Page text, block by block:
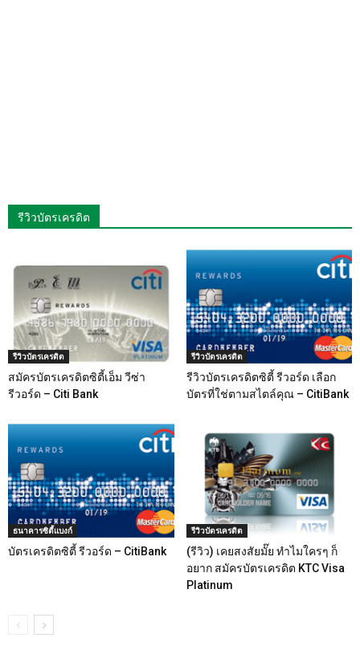
รีวิวบัตรเครดิต
รีวิวบัตรเครดิต
สมัครบัตรเครดิตซิตี้เอ็ม วีซ่า
รีวอร์ด – Citi Bank
รีวิวบัตรเครดิต
รีวิวบัตรเครดิตซิตี้ รีวอร์ด เลือก
บัตรที่ใช่ตามสไตล์คุณ – CitiBank
ธนาคารซิตี้แบงก์
บัตรเครดิตซิตี้ รีวอร์ด – CitiBank
รีวิวบัตรเครดิต
(รีวิว) เคยสงสัยมั๊ย ทำไมใครๆ ก็
อยาก สมัครบัตรเครดิต KTC Visa
Platinum